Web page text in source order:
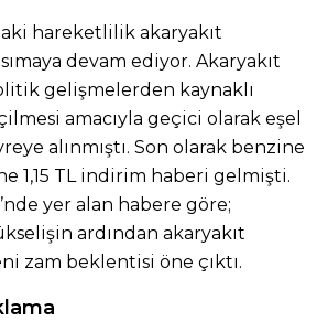
hareketlilik akaryakıt
devam ediyor. Akaryakıt
gelişmelerden kaynaklı
amacıyla geçici olarak eşel
alınmıştı. Son olarak benzine
1,15 TL indirim haberi gelmişti.
yer alan habere göre;
ardından akaryakıt
zam beklentisi öne çıktı.